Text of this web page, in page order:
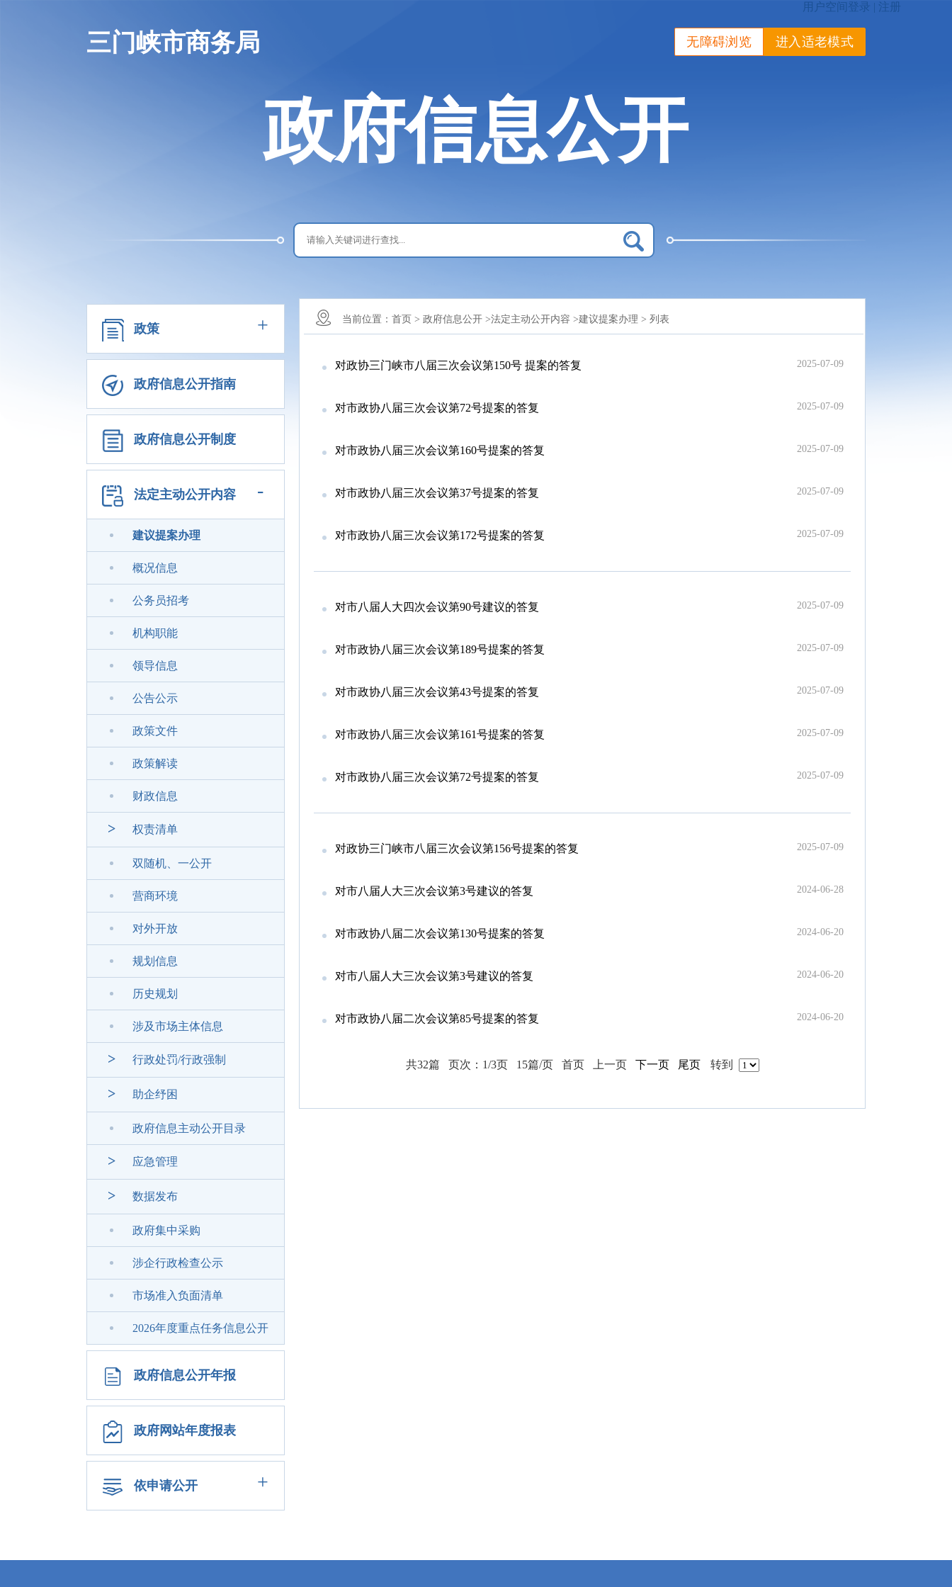
三门峡市商务局 无障碍浏览 进入适老模式
政府信息公开
政策 +
政府信息公开指南
政府信息公开制度
法定主动公开内容 -
建议提案办理
概况信息
公务员招考
机构职能
领导信息
公告公示
政策文件
政策解读
财政信息
> 权责清单
双随机、一公开
营商环境
对外开放
规划信息
历史规划
涉及市场主体信息
> 行政处罚/行政强制
> 助企纾困
政府信息主动公开目录
> 应急管理
> 数据发布
政府集中采购
涉企行政检查公示
市场准入负面清单
2026年度重点任务信息公开
政府信息公开年报
政府网站年度报表
依申请公开 +
当前位置： 首页 > 政府信息公开 >法定主动公开内容 >建议提案办理 > 列表
对政协三门峡市八届三次会议第150号 提案的答复 2025-07-09
对市政协八届三次会议第72号提案的答复 2025-07-09
对市政协八届三次会议第160号提案的答复 2025-07-09
对市政协八届三次会议第37号提案的答复 2025-07-09
对市政协八届三次会议第172号提案的答复 2025-07-09
对市八届人大四次会议第90号建议的答复 2025-07-09
对市政协八届三次会议第189号提案的答复 2025-07-09
对市政协八届三次会议第43号提案的答复 2025-07-09
对市政协八届三次会议第161号提案的答复 2025-07-09
对市政协八届三次会议第72号提案的答复 2025-07-09
对政协三门峡市八届三次会议第156号提案的答复 2025-07-09
对市八届人大三次会议第3号建议的答复 2024-06-28
对市政协八届二次会议第130号提案的答复 2024-06-20
对市八届人大三次会议第3号建议的答复 2024-06-20
对市政协八届二次会议第85号提案的答复 2024-06-20
共32篇 页次：1/3页 15篇/页 首页 上一页 下一页 尾页 转到